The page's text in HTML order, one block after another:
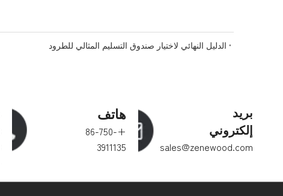
الدليل النهائي لاختيار صندوق التسليم المثالي للطرود
هاتف
+86-750-
3911135
بريد
إلكتروني
sales@zenewood.com